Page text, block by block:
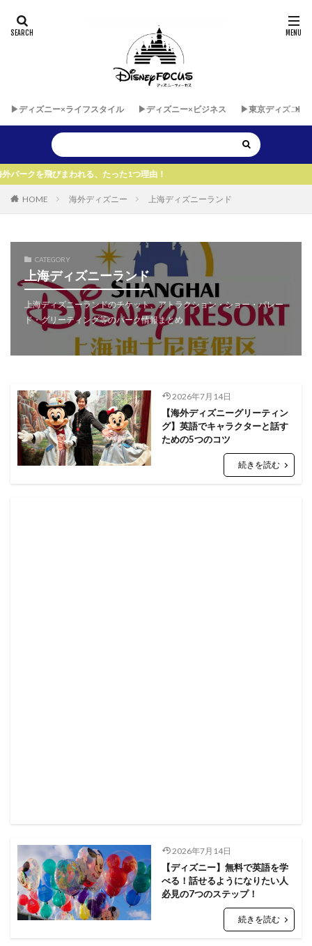
▶︎ディズニー×ライフスタイル ▶︎ディズニー×ビジネス ▶︎東京ディズニー
れる、たった1つ理由！
HOME 海外ディズニー 上海ディズニーランド
CATEGORY
上海ディズニーランド
上海ディズニーランドのチケット、アトラクション・ショー・パレー
ド・グリーティング等のパーク情報まとめ
2026年7月14日
【海外ディズニーグリーティン
グ】英語でキャラクターと話す
ための5つのコツ
続きを読む
2026年7月14日
【ディズニー】無料で英語を学
べる！話せるようになりたい人
必見の7つのステップ！
続きを読む